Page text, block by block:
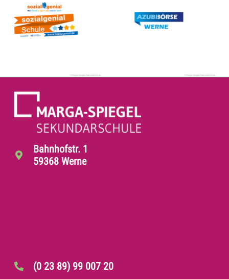
Bahnhofstr. 1
59368 Werne
(0 23 89) 99 007 20